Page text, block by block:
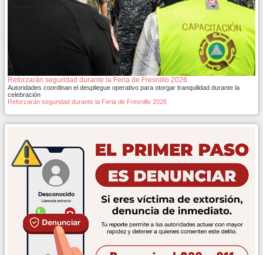
Reforzarán seguridad durante la Feria de Fresnillo 2026
Autoridades coordinan el despliegue operativo para otorgar tranquilidad durante la
celebración
Reforzarán seguridad durante la Feria de Fresnillo 2026